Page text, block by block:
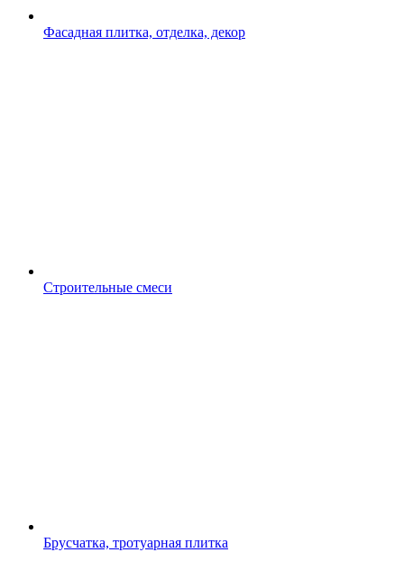
Фасадная плитка, отделка, декор
Строительные смеси
Брусчатка, тротуарная плитка